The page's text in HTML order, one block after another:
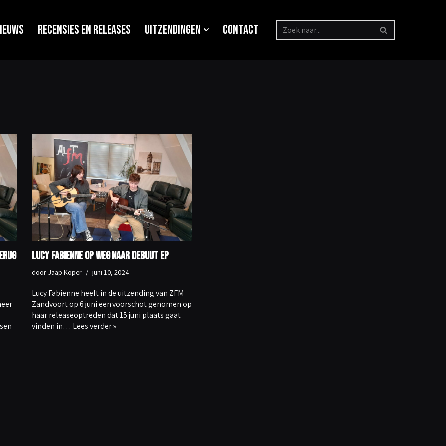
Recensies en releases Uitzendingen Contact
Lucy Fabienne op weg naar debuut EP
door Jaap Koper juni 10, 2024
Lucy Fabienne heeft in de uitzending van ZFM
Zandvoort op 6 juni een voorschot genomen op
haar releaseoptreden dat 15 juni plaats gaat
vinden in… Lees verder »